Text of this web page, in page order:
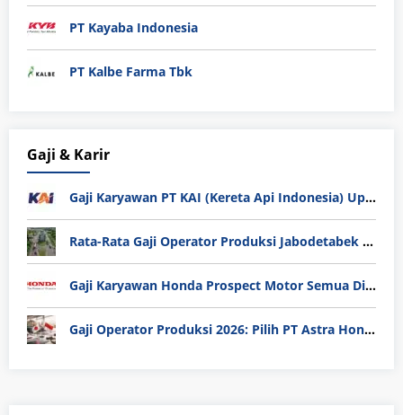
PT Kayaba Indonesia
PT Kalbe Farma Tbk
Gaji & Karir
Gaji Karyawan PT KAI (Kereta Api Indonesia) Update 2025
Rata-Rata Gaji Operator Produksi Jabodetabek 2025: Bedah Tuntas UMK, Lemburan, dan Realita Hidup Buruh
Gaji Karyawan Honda Prospect Motor Semua Divisi
Gaji Operator Produksi 2026: Pilih PT Astra Honda Motor (AHM) atau Manufaktur di Jepang?